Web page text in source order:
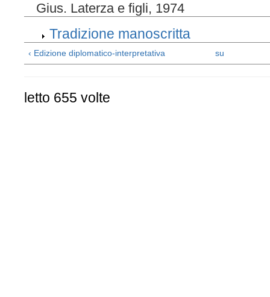
Gius. Laterza e figli, 1974
Tradizione manoscritta
‹ Edizione diplomatico-interpretativa su
letto 655 volte